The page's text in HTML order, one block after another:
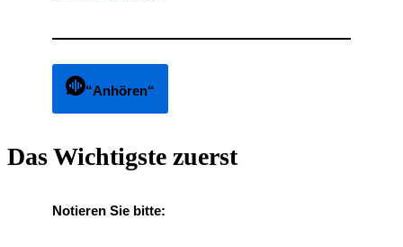
“Anhören“
Das Wichtigste zuerst
Notieren Sie bitte: